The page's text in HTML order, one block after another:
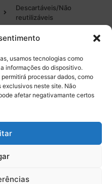
usamos tecnologias como
informações do dispositivo.
processar dados, como
neste site. Não
afetar negativamante certos
Descartáveis/Não
reutilizáveis
Desinfectantes
Entregas em 24h
de produtos em stock
nacional)